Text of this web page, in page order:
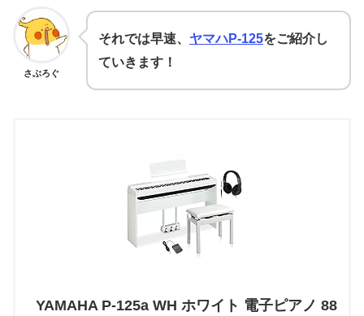
さぶろぐ
それでは早速、 ヤマハP-125をご紹介し
ていきます！
YAMAHA P-125a WH ホワイト 電子ピアノ 88